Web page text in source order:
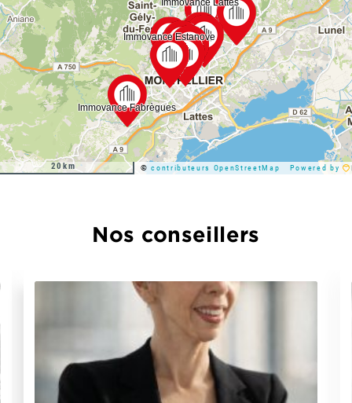
20km ©contributeurs OpenStreetMap Powered by
Nos conseillers